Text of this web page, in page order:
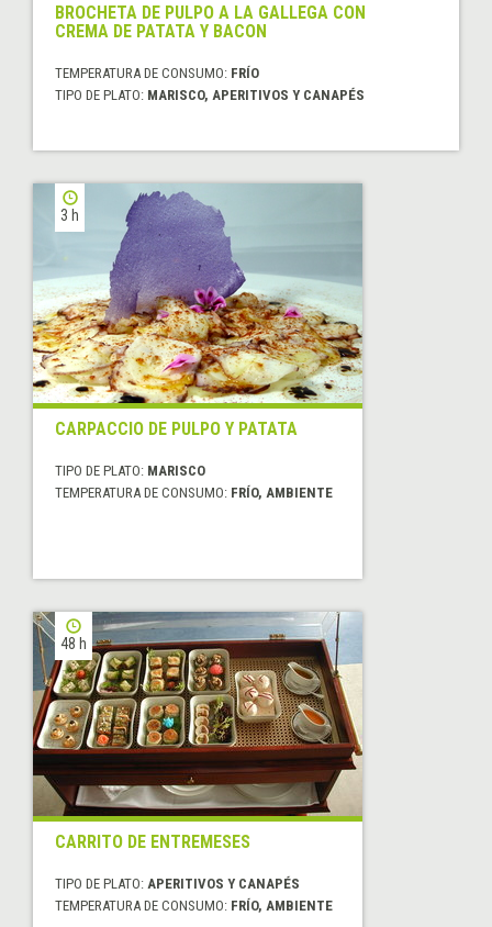
BROCHETA DE PULPO A LA GALLEGA CON
CREMA DE PATATA Y BACON
TEMPERATURA DE CONSUMO: FRÍO
TIPO DE PLATO: MARISCO, APERITIVOS Y CANAPÉS
3 h
CARPACCIO DE PULPO Y PATATA
TIPO DE PLATO: MARISCO
TEMPERATURA DE CONSUMO: FRÍO, AMBIENTE
48 h
CARRITO DE ENTREMESES
TIPO DE PLATO: APERITIVOS Y CANAPÉS
TEMPERATURA DE CONSUMO: FRÍO, AMBIENTE